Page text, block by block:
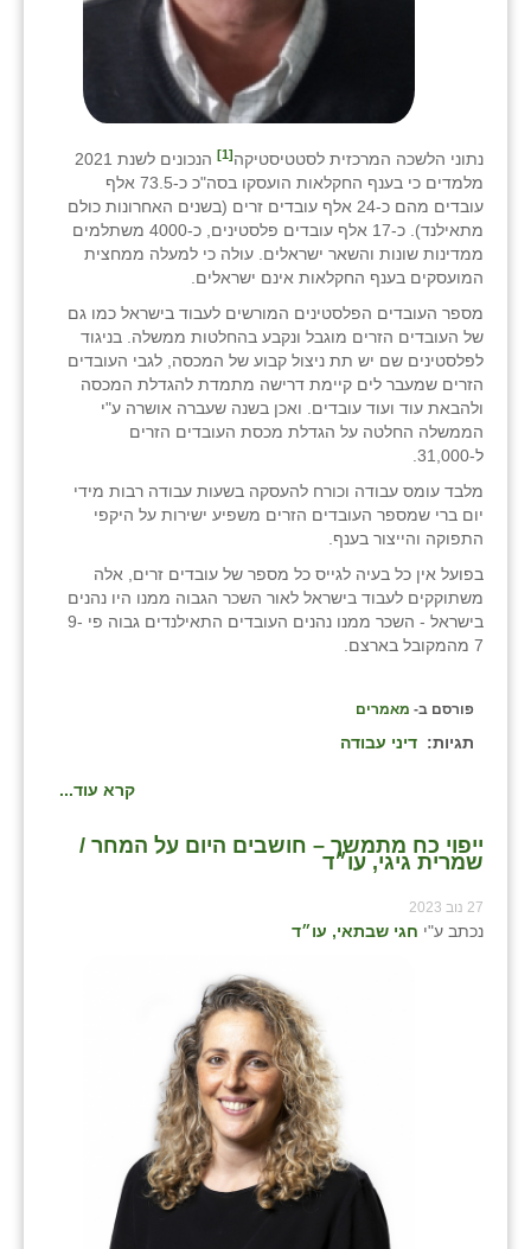
נתוני הלשכה המרכזית לסטטיסטיקה[1]
הנכונים לשנת 2021
מלמדים כי בענף החקלאות הועסקו בסה"כ כ-73.5 אלף
עובדים מהם כ-24 אלף עובדים זרים (בשנים האחרונות כולם
מתאילנד). כ-17 אלף עובדים פלסטינים, כ-4000 משתלמים
ממדינות שונות והשאר ישראלים. עולה כי למעלה ממחצית
המועסקים בענף החקלאות אינם ישראלים.
מספר העובדים הפלסטינים המורשים לעבוד בישראל כמו גם
של העובדים הזרים מוגבל ונקבע בהחלטות ממשלה. בניגוד
לפלסטינים שם יש תת ניצול קבוע של המכסה, לגבי העובדים
הזרים שמעבר לים קיימת דרישה מתמדת להגדלת המכסה
ולהבאת עוד ועוד עובדים. ואכן בשנה שעברה אושרה ע"י
הממשלה החלטה על הגדלת מכסת העובדים הזרים
ל-31,000.
מלבד עומס עבודה וכורח להעסקה בשעות עבודה רבות מידי
יום ברי שמספר העובדים הזרים משפיע ישירות על היקפי
התפוקה והייצור בענף.
בפועל אין כל בעיה לגייס כל מספר של עובדים זרים, אלה
משתוקקים לעבוד בישראל לאור השכר הגבוה ממנו היו נהנים
בישראל - השכר ממנו נהנים העובדים התאילנדים גבוה פי 9-
7 מהמקובל בארצם.
פורסם ב- מאמרים
תגיות: דיני עבודה
קרא עוד...
ייפוי כח מתמשך – חושבים היום על המחר /
שמרית גיגי, עו״ד
27 נוב 2023
נכתב ע"י חגי שבתאי, עו״ד